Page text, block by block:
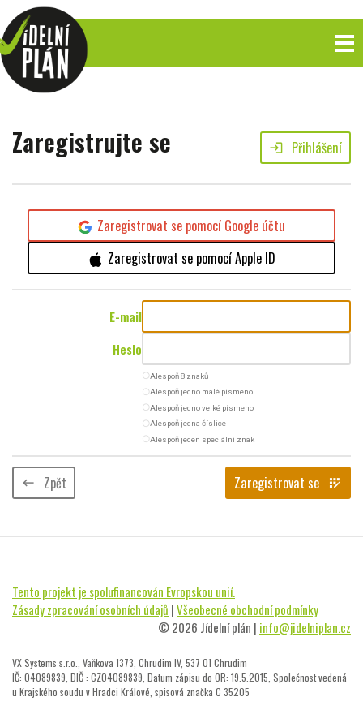
Zaregistrujte se login Přihlášení
Zaregistrovat se pomocí Google účtu
Zaregistrovat se pomocí Apple ID
E-mail
Heslo
radio_button_uncheckedAlespoň 8 znaků
radio_button_uncheckedAlespoň jedno malé písmeno
radio_button_uncheckedAlespoň jedno velké písmeno
radio_button_uncheckedAlespoň jedna číslice
radio_button_uncheckedAlespoň jeden speciální znak
keyboard_backspace Zpět Zaregistrovat se app_registration
Tento projekt je spolufinancován Evropskou unií.
Zásady zpracování osobních údajů |Všeobecné obchodní podmínky
© 2026 Jídelní plán | info@jidelniplan.cz
VX Systems s.r.o., Vaňkova 1373, Chrudim IV, 537 01 Chrudim
IČ: 04089839, DIČ : CZ04089839, Datum zápisu do OR: 19.5.2015, Společnost vedená
u Krajského soudu v Hradci Králové, spisová značka C 35205